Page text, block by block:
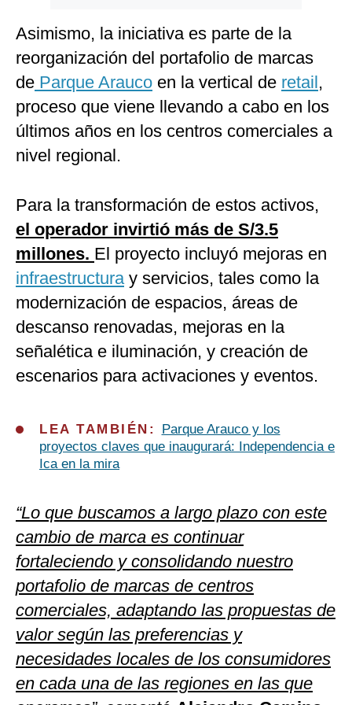
Asimismo, la iniciativa es parte de la
reorganización del portafolio de marcas
de Parque Arauco en la vertical de retail,
proceso que viene llevando a cabo en los
últimos años en los centros comerciales a
nivel regional.
Para la transformación de estos activos,
el operador invirtió más de S/3.5
millones. El proyecto incluyó mejoras en
infraestructuray servicios, tales como la
modernización de espacios, áreas de
descanso renovadas, mejoras en la
señalética e iluminación, y creación de
escenarios para activaciones y eventos.
LEA TAMBIÉN:
Parque Arauco y los
proyectos claves que inaugurará: Independencia e
Ica en la mira
“Lo que buscamos a largo plazo con este
cambio de marca es continuar
fortaleciendo y consolidando nuestro
portafolio de marcas de centros
comerciales, adaptando las propuestas de
valor según las preferencias y
necesidades locales de los consumidores
en cada una de las regiones en las que